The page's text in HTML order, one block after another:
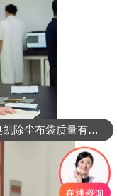
奥凯除尘布袋质量有保证吗？